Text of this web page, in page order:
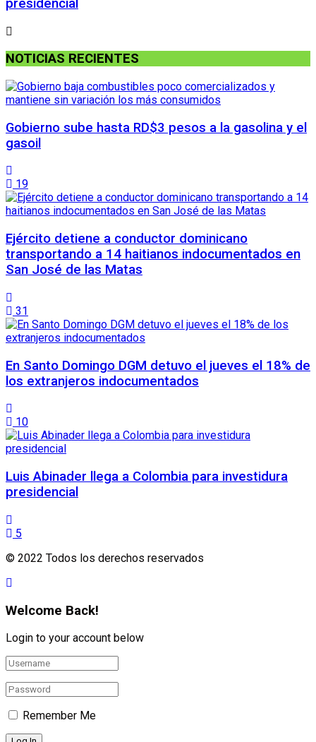
presidencial
NOTICIAS RECIENTES
Gobierno sube hasta RD$3 pesos a la gasolina y el
gasoil
19
Ejército detiene a conductor dominicano
transportando a 14 haitianos indocumentados en
San José de las Matas
31
En Santo Domingo DGM detuvo el jueves el 18% de
los extranjeros indocumentados
10
Luis Abinader llega a Colombia para investidura
presidencial
5
© 2022 Todos los derechos reservados
Welcome Back!
Login to your account below
Remember Me